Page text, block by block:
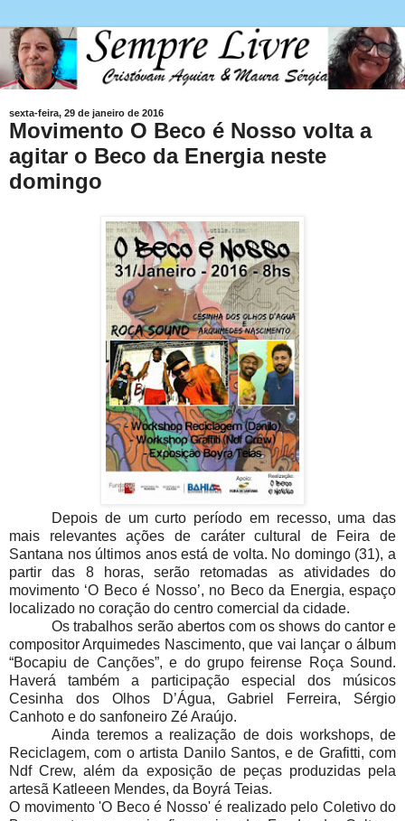
sexta-feira, 29 de janeiro de 2016
Movimento O Beco é Nosso volta a
agitar o Beco da Energia neste
domingo
Depois de um curto período em recesso, uma das
mais relevantes ações de caráter cultural de Feira de
Santana nos últimos anos está de volta. No domingo (31), a
partir das 8 horas, serão retomadas as atividades do
movimento ‘O Beco é Nosso’, no Beco da Energia, espaço
localizado no coração do centro comercial da cidade.
Os trabalhos serão abertos com os shows do cantor e
compositor Arquimedes Nascimento, que vai lançar o álbum
“Bocapiu de Canções”, e do grupo feirense Roça Sound.
Haverá também a participação especial dos músicos
Cesinha dos Olhos D’Água, Gabriel Ferreira, Sérgio
Canhoto e do sanfoneiro Zé Araújo.
Ainda teremos a realização de dois workshops, de
Reciclagem, com o artista Danilo Santos, e de Grafitti, com
Ndf Crew, além da exposição de peças produzidas pela
artesã Katleeen Mendes, da Boyrá Teias.
O movimento 'O Beco é Nosso' é realizado pelo Coletivo do